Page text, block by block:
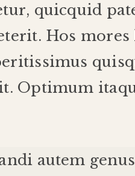
, quicquid
. Hos mores
. Optimum
autem genus